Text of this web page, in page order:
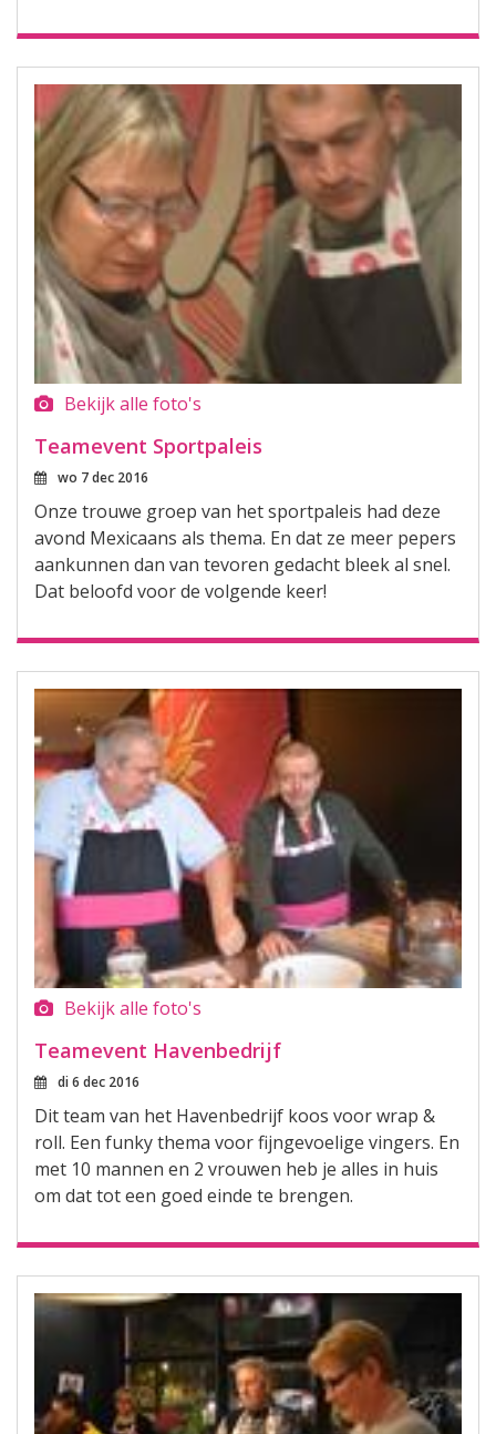
Bekijk alle foto's
Teamevent Sportpaleis
wo 7 dec 2016
Onze trouwe groep van het sportpaleis had deze
avond Mexicaans als thema. En dat ze meer pepers
aankunnen dan van tevoren gedacht bleek al snel.
Dat beloofd voor de volgende keer!
Bekijk alle foto's
Teamevent Havenbedrijf
di 6 dec 2016
Dit team van het Havenbedrijf koos voor wrap &
roll. Een funky thema voor fijngevoelige vingers. En
met 10 mannen en 2 vrouwen heb je alles in huis
om dat tot een goed einde te brengen.